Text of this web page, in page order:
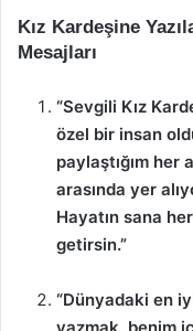
Kız Kardeşine
Mesajları
“Sevgili Kız
özel bir insan
paylaştığım her
arasında yer
Hayatın sana
getirsin.”
“Dünyadaki en